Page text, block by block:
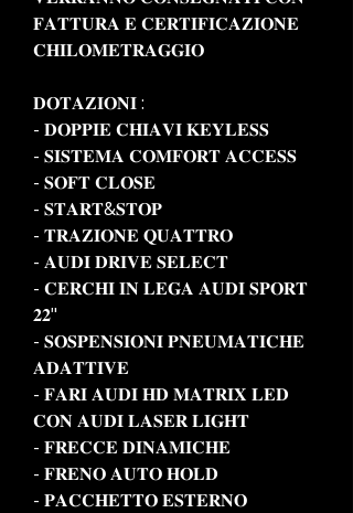
𝐅𝐀𝐓𝐓𝐔𝐑𝐀 𝐄 𝐂𝐄𝐑𝐓𝐈𝐅𝐈𝐂𝐀𝐙𝐈𝐎𝐍𝐄
𝐂𝐇𝐈𝐋𝐎𝐌𝐄𝐓𝐑𝐀𝐆𝐆𝐈𝐎
𝐃𝐎𝐓𝐀𝐙𝐈𝐎𝐍𝐈 :
- 𝐃𝐎𝐏𝐏𝐈𝐄 𝐂𝐇𝐈𝐀𝐕𝐈 𝐊𝐄𝐘𝐋𝐄𝐒𝐒
- 𝐒𝐈𝐒𝐓𝐄𝐌𝐀 𝐂𝐎𝐌𝐅𝐎𝐑𝐓 𝐀𝐂𝐂𝐄𝐒𝐒
- 𝐒𝐎𝐅𝐓 𝐂𝐋𝐎𝐒𝐄
- 𝐒𝐓𝐀𝐑𝐓&𝐒𝐓𝐎𝐏
- 𝐓𝐑𝐀𝐙𝐈𝐎𝐍𝐄 𝐐𝐔𝐀𝐓𝐓𝐑𝐎
- 𝐀𝐔𝐃𝐈 𝐃𝐑𝐈𝐕𝐄 𝐒𝐄𝐋𝐄𝐂𝐓
- 𝐂𝐄𝐑𝐂𝐇𝐈 𝐈𝐍 𝐋𝐄𝐆𝐀 𝐀𝐔𝐃𝐈 𝐒𝐏𝐎𝐑𝐓
𝟐𝟐"
- 𝐒𝐎𝐒𝐏𝐄𝐍𝐒𝐈𝐎𝐍𝐈 𝐏𝐍𝐄𝐔𝐌𝐀𝐓𝐈𝐂𝐇𝐄
𝐀𝐃𝐀𝐓𝐓𝐈𝐕𝐄
- 𝐅𝐀𝐑𝐈 𝐀𝐔𝐃𝐈 𝐇𝐃 𝐌𝐀𝐓𝐑𝐈𝐗 𝐋𝐄𝐃
𝐂𝐎𝐍 𝐀𝐔𝐃𝐈 𝐋𝐀𝐒𝐄𝐑 𝐋𝐈𝐆𝐇𝐓
- 𝐅𝐑𝐄𝐂𝐂𝐄 𝐃𝐈𝐍𝐀𝐌𝐈𝐂𝐇𝐄
- 𝐅𝐑𝐄𝐍𝐎 𝐀𝐔𝐓𝐎 𝐇𝐎𝐋𝐃
- 𝐏𝐀𝐂𝐂𝐇𝐄𝐓𝐓𝐎 𝐄𝐒𝐓𝐄𝐑𝐍𝐎